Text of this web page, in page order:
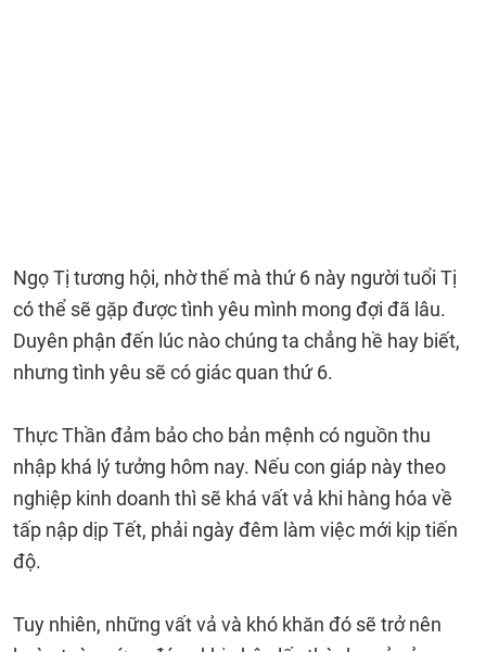
Ngọ Tị tương hội, nhờ thế mà thứ 6 này người tuổi Tị
có thể sẽ gặp được tình yêu mình mong đợi đã lâu.
Duyên phận đến lúc nào chúng ta chẳng hề hay biết,
nhưng tình yêu sẽ có giác quan thứ 6.
Thực Thần đảm bảo cho bản mệnh có nguồn thu
nhập khá lý tưởng hôm nay. Nếu con giáp này theo
nghiệp kinh doanh thì sẽ khá vất vả khi hàng hóa về
tấp nập dịp Tết, phải ngày đêm làm việc mới kịp tiến
độ.
Tuy nhiên, những vất vả và khó khăn đó sẽ trở nên